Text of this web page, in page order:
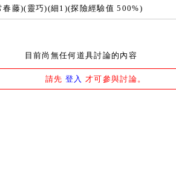
春藤)(靈巧)(細1)(探險經驗值 500%)
目前尚無任何道具討論的內容
請先 登入 才可參與討論。